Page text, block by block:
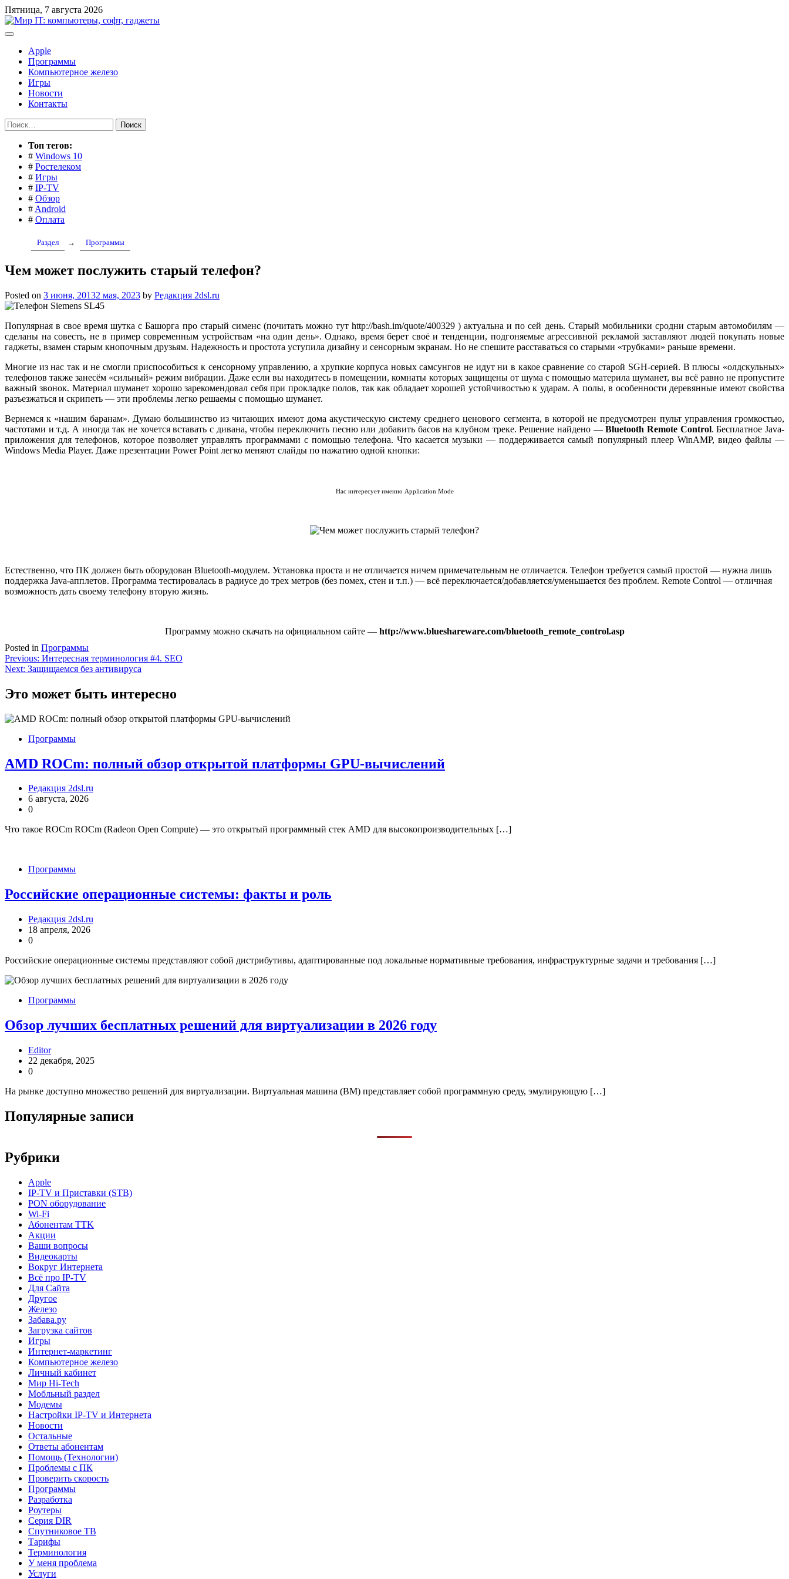
Перейти
к
содержимому
Пятница, 7 августа 2026
Apple
Программы
Компьютерное железо
Игры
Новости
Контакты
Найти:
Toп тегов:
# Windows 10
# Ростелеком
# Игры
# IP-TV
# Обзор
# Android
# Оплата
Раздел → Программы
Чем может послужить старый телефон?
Posted on 3 июня, 20132 мая, 2023 by Редакция 2dsl.ru
Популярная в свое время шутка с Башорга про старый сименс (почитать можно тут http://bash.im/quote/400329 ) актуальна и по сей день. Старый мобильники сродни старым автомобилям —
сделаны на совесть, не в пример современным устройствам «на один день». Однако, время берет своё и тенденции, подгоняемые агрессивной рекламой заставляют людей покупать новые
гаджеты, взамен старым кнопочным друзьям. Надежность и простота уступила дизайну и сенсорным экранам. Но не спешите расставаться со старыми «трубками» раньше времени.
Многие из нас так и не смогли приспособиться к сенсорному управлению, а хрупкие корпуса новых самсунгов не идут ни в какое сравнение со старой SGH-серией. В плюсы «олдскульных»
телефонов также занесём «сильный» режим вибрации. Даже если вы находитесь в помещении, комнаты которых защищены от шума с помощью материла шуманет, вы всё равно не пропустите
важный звонок. Материал шуманет хорошо зарекомендовал себя при прокладке полов, так как обладает хорошей устойчивостью к ударам. А полы, в особенности деревянные имеют свойства
разъезжаться и скрипеть — эти проблемы легко решаемы с помощью шуманет.
Вернемся к «нашим баранам». Думаю большинство из читающих имеют дома акустическую систему среднего ценового сегмента, в которой не предусмотрен пульт управления громкостью,
частотами и т.д. А иногда так не хочется вставать с дивана, чтобы переключить песню или добавить басов на клубном треке. Решение найдено —Bluetooth Remote Control. Бесплатное Java-
приложения для телефонов, которое позволяет управлять программами с помощью телефона. Что касается музыки — поддерживается самый популярный плеер WinAMP, видео файлы —
Windows Media Player. Даже презентации Power Point легко меняют слайды по нажатию одной кнопки:
Нас интересует именно Application Mode
Естественно, что ПК должен быть оборудован Bluetooth-модулем. Установка проста и не отличается ничем примечательным не отличается. Телефон требуется самый простой — нужна лишь
поддержка Java-апплетов. Программа тестировалась в радиусе до трех метров (без помех, стен и т.п.) — всё переключается/добавляется/уменьшается без проблем. Remote Control — отличная
возможность дать своему телефону вторую жизнь.
Программу можно скачать на официальном сайте — http://www.blueshareware.com/bluetooth_remote_control.asp
Posted in Программы
Навигация
по
записям
Previous: Интересная терминология #4. SEO
Next: Защищаемся без антивируса
Это может быть интересно
Программы
AMD ROCm: полный обзор открытой платформы GPU-вычислений
Редакция 2dsl.ru
6 августа, 2026
0
Что такое ROCm ROCm (Radeon Open Compute) — это открытый программный стек AMD для высокопроизводительных […]
Программы
Российские операционные системы: факты и роль
Редакция 2dsl.ru
18 апреля, 2026
0
Российские операционные системы представляют собой дистрибутивы, адаптированные под локальные нормативные требования, инфраструктурные задачи и требования […]
Программы
Обзор лучших бесплатных решений для виртуализации в 2026 году
Editor
22 декабря, 2025
0
На рынке доступно множество решений для виртуализации. Виртуальная машина (ВМ) представляет собой программную среду, эмулирующую […]
Популярные записи
Рубрики
Apple
IP-TV и Приставки (STB)
PON оборудование
Wi-Fi
Абонентам TTK
Акции
Ваши вопросы
Видеокарты
Вокруг Интернета
Всё про IP-TV
Для Сайта
Другое
Железо
Забава.ру
Загрузка сайтов
Игры
Интернет-маркетинг
Компьютерное железо
Личный кабинет
Мир Hi-Tech
Мобльный раздел
Модемы
Настройки IP-TV и Интернета
Новости
Остальные
Ответы абонентам
Помощь (Технологии)
Проблемы с ПК
Проверить скорость
Программы
Разработка
Роутеры
Серия DIR
Спутниковое ТВ
Тарифы
Терминология
У меня проблема
Услуги